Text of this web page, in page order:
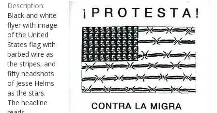
Description:
Black and white
flyer with image
of the United
States flag with
barbed wire as
the stripes, and
fifty headshots
of Jesse Helms
as the stars.
The headline